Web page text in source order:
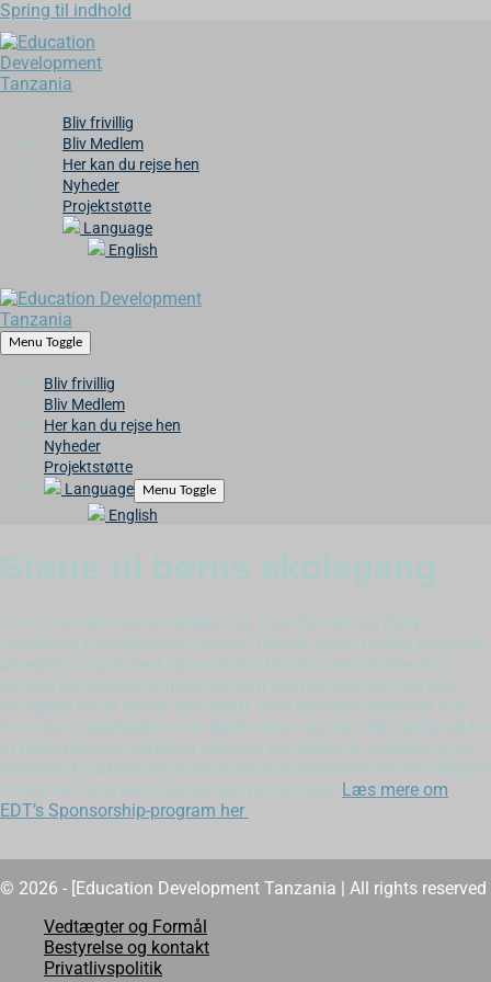
Spring til indhold
Bliv frivillig
Bliv Medlem
Her kan du rejse hen
Nyheder
Projektstøtte
Language
English
Menu Toggle
Bliv frivillig
Bliv Medlem
Her kan du rejse hen
Nyheder
Projektstøtte
Language
Menu Toggle
English
Støtte til børns skolegang
Vi er i kontakt med en række Day Care Centers og Early
Childhood Development Centers. Udover vores frivillig-program
arbejder vi også med sponsorship til børn, der kommer fra
mindre bemidlede familier, og som dermed ikke har råd eller
mulighed for at betale den afgift, som centeret opkræver. For
hvert barn udarbejder vi en beskrivelse, og man får mulighed for
at følge barnets udvikling gennem kontakten til centeret og til
familien. En aftale om et sponsorship indebærer, at man betaler
for barnet i alle de tre år, det går på centeret. Læs mere om
EDT’s Sponsorship-program her
© 2026 - [Education Development Tanzania | All rights reserved
Vedtægter og Formål
Bestyrelse og kontakt
Privatlivspolitik